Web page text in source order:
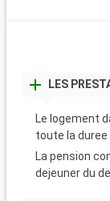
LES
Le logement
toute la duree
La pension
dejeuner du